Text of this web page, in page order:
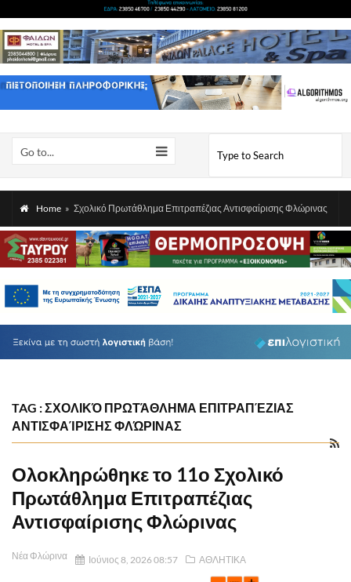
Go to...
Home » Σχολικό Πρωτάθλημα Επιτραπέζιας Αντισφαίρισης Φλώρινας
TAG : ΣΧΟΛΙΚΌ ΠΡΩΤΆΘΛΗΜΑ ΕΠΙΤΡΑΠΈΖΙΑΣ
ΑΝΤΙΣΦΑΊΡΙΣΗΣ ΦΛΏΡΙΝΑΣ
Ολοκληρώθηκε το 11ο Σχολικό
Πρωτάθλημα Επιτραπέζιας
Αντισφαίρισης Φλώρινας
Νέα Φλώρινα Ιούνιος 8, 2026 08:57 ΑΘΛΗΤΙΚΑ